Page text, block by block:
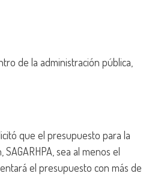
de la administración pública,
que el presupuesto para la
sea al menos el
el presupuesto con más de